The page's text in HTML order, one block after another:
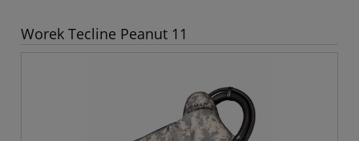
Worek Tecline Peanut 11